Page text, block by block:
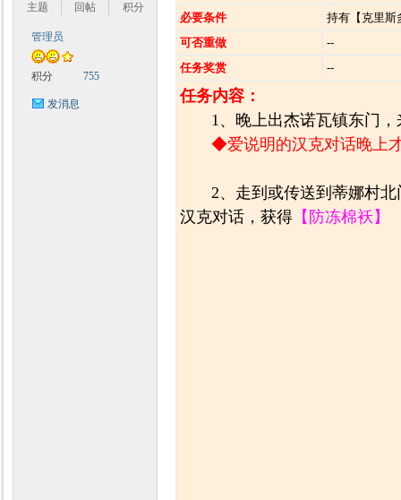
主题 回帖 积分
管理员
积分 755
发消息
必要条件
持有 【克里
可否重做
--
任务奖赏
--
任务内容：
1、晚上出杰诺瓦镇东门，
◆爱说明的汉克对话晚上
2、走到或传送到蒂娜村
汉克对话，获得 【防冻棉袄】